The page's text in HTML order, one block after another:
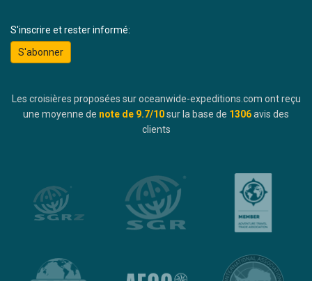
S'inscrire et rester informé:
S'abonner
Les croisières proposées sur oceanwide-expeditions.com ont reçu
une moyenne de note de 9.7/10sur la base de 1306avis des
clients